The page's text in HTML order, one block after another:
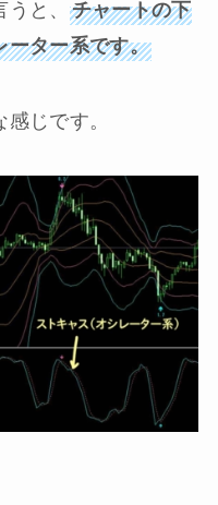
と、 チャートの下
ーター系です。
じです。